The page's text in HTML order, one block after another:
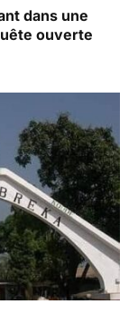
dans une
ouverte